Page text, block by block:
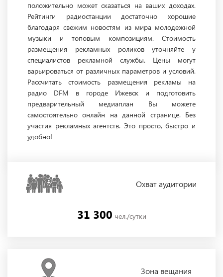
положительно может сказаться на ваших доходах.
Рейтинги радиостанции достаточно хорошие
благодаря свежим новостям из мира молодежной
музыки и топовым композициям. Стоимость
размещения рекламных роликов уточняйте у
специалистов рекламной службы. Цены могут
варьироваться от различных параметров и условий.
Рассчитать стоимость размещения рекламы на
радио DFM в городе Ижевск и подготовить
предварительный медиаплан Вы можете
самостоятельно онлайн на данной странице. Без
участия рекламных агентств. Это просто, быстро и
удобно!
Охватаудитории
31 300 чел./сутки
Зона вещания